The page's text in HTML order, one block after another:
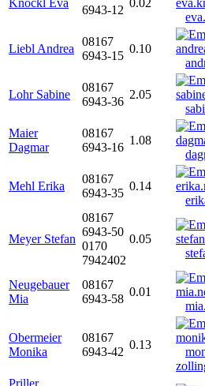
Knöckl Eva
6943-12
0.02
Liebl Andrea
08167
6943-15
0.10
Lohr Sabine
08167
6943-36
2.05
Maier
Dagmar
08167
6943-16
1.08
Mehl Erika
08167
6943-35
0.14
Meyer Stefan
08167
6943-50
0170
7942402
0.05
Neugebauer
Mia
08167
6943-58
0.01
Obermeier
Monika
08167
6943-42
0.13